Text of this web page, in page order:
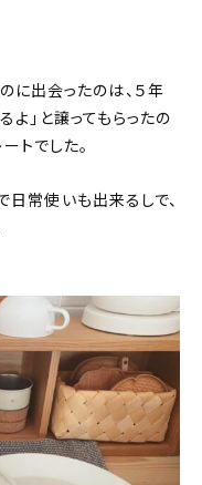
に出会ったのは、５年
よ」と譲ってもらったの
トでした。
常使いも出来るしで、